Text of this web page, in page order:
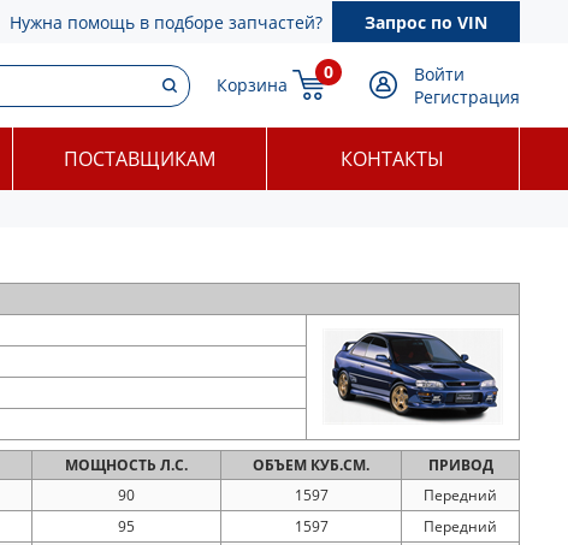
Нужна помощь в подборе запчастей? Запрос по VIN
Корзина
0
Войти
Регистрация
ПОСТАВЩИКАМ КОНТАКТЫ
МОЩНОСТЬ Л.С. ОБЪЕМ КУБ.СМ. ПРИВОД
90 1597 Передний
95 1597 Передний